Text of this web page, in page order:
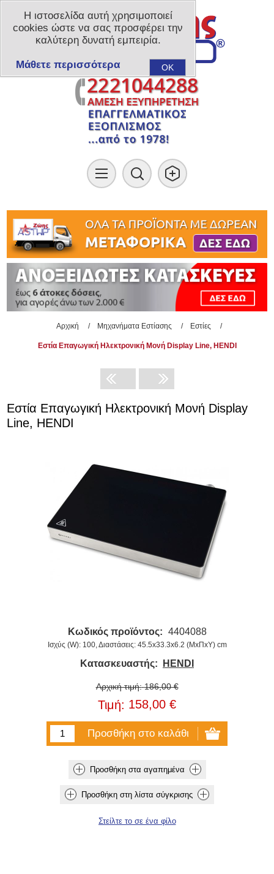
Αρχική / Μηχανήματα Εστίασης / Εστίες /
Εστία Επαγωγική Ηλεκτρονική Μονή Display Line, HENDI
Εστία Επαγωγική Ηλεκτρονική Μονή Display
Line, HENDI
Κωδικός προϊόντος: 4404088
Ισχύς (W): 100, Διαστάσεις: 45.5x33.3x6.2 (ΜxΠxΥ) cm
Κατασκευαστής: HENDI
Αρχική τιμή: 186,00 €
Τιμή: 158,00 €
Η ιστοσελίδα αυτή χρησιμοποιεί
cookies ώστε να σας προσφέρει την
καλύτερη δυνατή εμπειρία.
OK
Μάθετε περισσότερα